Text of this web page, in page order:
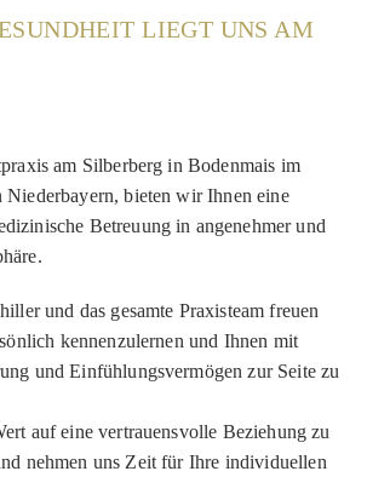
LIEGT UNS AM
am Silberberg in Bodenmais im
Niederbayern, bieten wir Ihnen eine
Betreuung in angenehmer und
und das gesamte Praxisteam freuen
kennenzulernen und Ihnen mit
und Einfühlungsvermögen zur Seite zu
auf eine vertrauensvolle Beziehung zu
nehmen uns Zeit für Ihre individuellen